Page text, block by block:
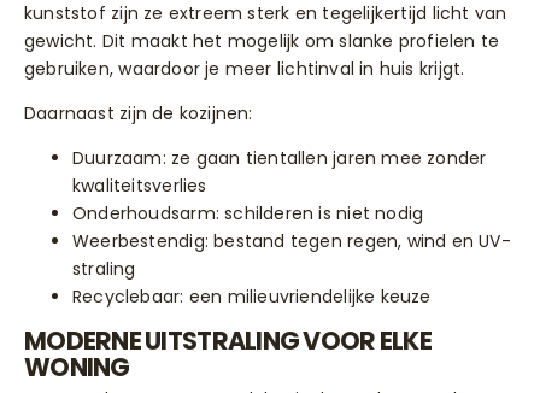
kunststof zijn ze extreem sterk en tegelijkertijd licht van
gewicht. Dit maakt het mogelijk om slanke profielen te
gebruiken, waardoor je meer lichtinval in huis krijgt.
Daarnaast zijn de kozijnen:
Duurzaam: ze gaan tientallen jaren mee zonder
kwaliteitsverlies
Onderhoudsarm: schilderen is niet nodig
Weerbestendig: bestand tegen regen, wind en UV-
straling
Recyclebaar: een milieuvriendelijke keuze
MODERNE UITSTRALING VOOR ELKE
WONING